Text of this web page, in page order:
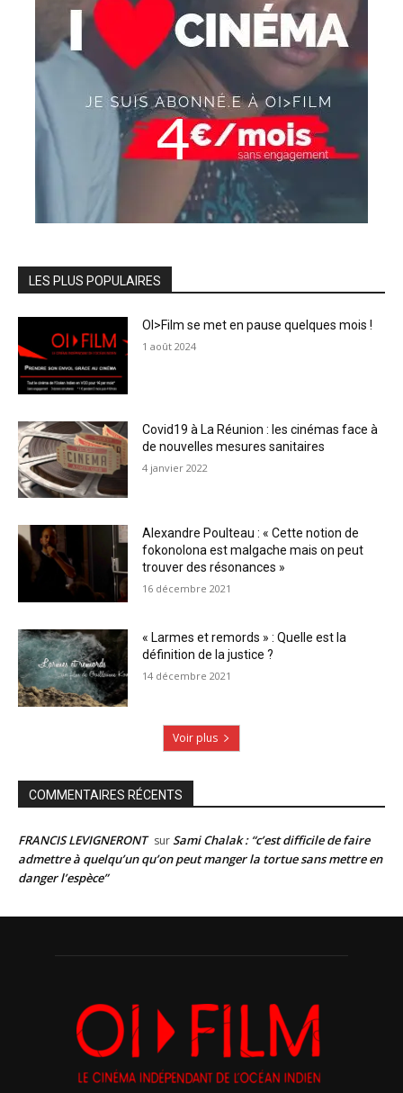
LES PLUS POPULAIRES
OI>Film se met en pause quelques mois !
1 août 2024
Covid19 à La Réunion : les cinémas face à
de nouvelles mesures sanitaires
4 janvier 2022
Alexandre Poulteau : « Cette notion de
fokonolona est malgache mais on peut
trouver des résonances »
16 décembre 2021
« Larmes et remords » : Quelle est la
définition de la justice ?
14 décembre 2021
Voir plus
COMMENTAIRES RÉCENTS
FRANCIS LEVIGNERONT surSami Chalak : “c’est difficile de faire
admettre à quelqu’un qu’on peut manger la tortue sans mettre en
danger l’espèce”